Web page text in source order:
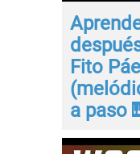
Fito
a paso